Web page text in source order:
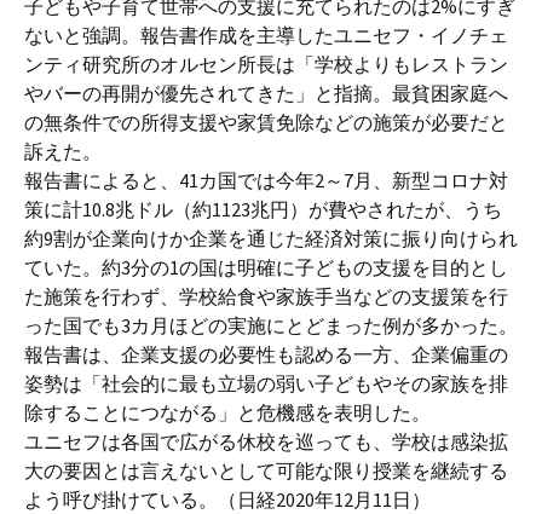
子どもや子育て世帯への支援に充てられたのは2%にすぎ
ないと強調。報告書作成を主導したユニセフ・イノチェ
ンティ研究所のオルセン所長は「学校よりもレストラン
やバーの再開が優先されてきた」と指摘。最貧困家庭へ
の無条件での所得支援や家賃免除などの施策が必要だと
訴えた。
報告書によると、41カ国では今年2～7月、新型コロナ対
策に計10.8兆ドル（約1123兆円）が費やされたが、うち
約9割が企業向けか企業を通じた経済対策に振り向けられ
ていた。約3分の1の国は明確に子どもの支援を目的とし
た施策を行わず、学校給食や家族手当などの支援策を行
った国でも3カ月ほどの実施にとどまった例が多かった。
報告書は、企業支援の必要性も認める一方、企業偏重の
姿勢は「社会的に最も立場の弱い子どもやその家族を排
除することにつながる」と危機感を表明した。
ユニセフは各国で広がる休校を巡っても、学校は感染拡
大の要因とは言えないとして可能な限り授業を継続する
よう呼び掛けている。（日経2020年12月11日）